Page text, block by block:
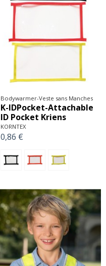
Bodywarmer-Veste sans Manches
K-IDPocket-Attachable
ID Pocket Kriens
KORNTEX
0,86 €